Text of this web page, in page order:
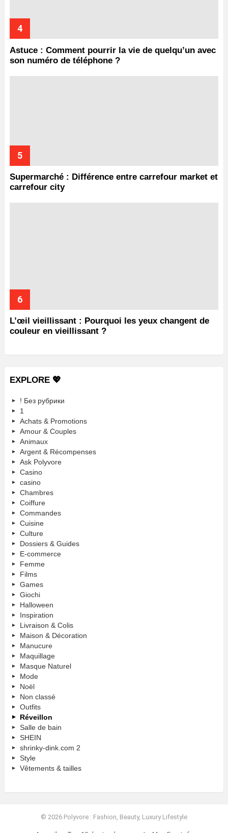
Astuce : Comment pourrir la vie de quelqu’un avec
son numéro de téléphone ?
Supermarché : Différence entre carrefour market et
carrefour city
L’œil vieillissant : Pourquoi les yeux changent de
couleur en vieillissant ?
EXPLORE 💖
! Без рубрики
1
Achats & Promotions
Amour & Couples
Animaux
Argent & Récompenses
Ask Polyvore
Casino
casino
Chambres
Coiffure
Commandes
Cuisine
Culture
Dossiers & Guides
E-commerce
Femme
Films
Games
Giochi
Halloween
Inspiration
Livraison & Colis
Maison & Décoration
Manucure
Maquillage
Masque Naturel
Mode
Noël
Non classé
Outfits
Réveillon
Salle de bain
SHEIN
shrinky-dink.com 2
Style
Vêtements & tailles
© 2026 Polyvore : Fashion, Beauty, Luxury Lifestyle